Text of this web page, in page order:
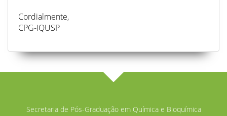
Cordialmente,
CPG-IQUSP
Secretaria de Pós-Graduação em Química e Bioquímica